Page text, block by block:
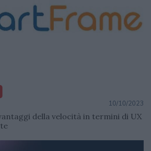
10/10/2023
della velocità in termini di UX